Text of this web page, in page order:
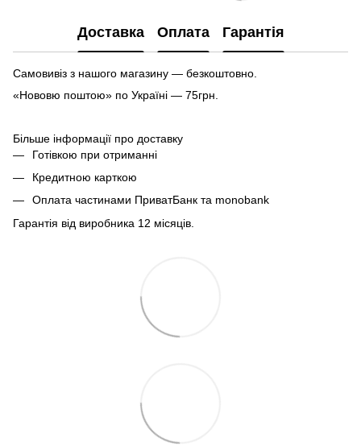
Доставка Оплата Гарантія
Самовивіз з нашого магазину — безкоштовно.
«Нововю поштою» по Україні — 75грн.
Більше інформації про доставку
Готівкою при отриманні
Кредитною карткою
Оплата частинами ПриватБанк та monobank
Гарантія від виробника 12 місяців.